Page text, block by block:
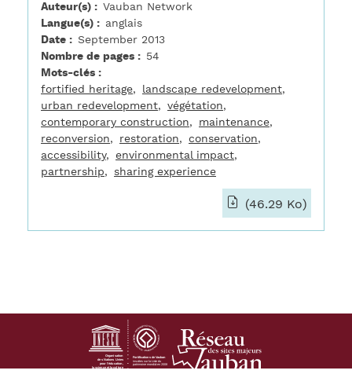
Auteur(s)
Vauban Network
Langue(s)
anglais
Date
September 2013
Nombre de pages
54
Mots-clés
fortified heritage
landscape redevelopment
urban redevelopment
végétation
contemporary construction
maintenance
reconversion
restoration
conservation
accessibility
environmental impact
partnership
sharing experience
(46.29 Ko)